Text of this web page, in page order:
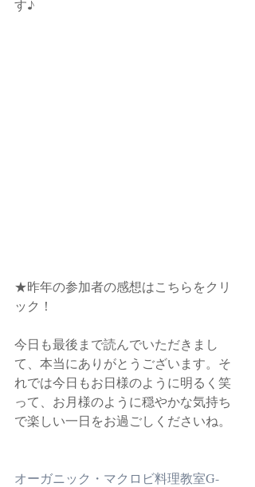
す♪
★昨年の参加者の感想はこちらをクリ
ック！
今日も最後まで読んでいただきまし
て、本当にありがとうございます。そ
れでは今日もお日様のように明るく笑
って、お月様のように穏やかな気持ち
で楽しい一日をお過ごしくださいね。
オーガニック・マクロビ料理教室G-